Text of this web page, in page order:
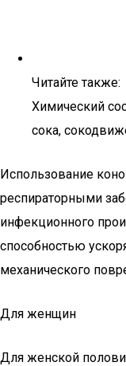
Читайте также:
Химический
сока,
Использование
респираторными
инфекционного
способностью
механического
Для женщин
Для женской